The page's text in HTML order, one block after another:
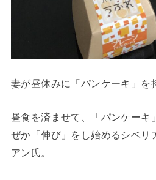
妻が昼休みに「パンケーキ」を
昼食を済ませて、「パンケーキ
ぜか「伸び」をし始めるシベリ
アン氏。